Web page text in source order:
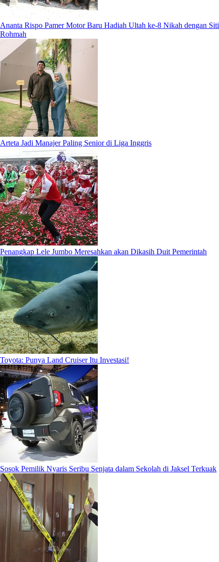
Ananta Rispo Pamer Motor Baru Hadiah Ultah ke-8 Nikah dengan Siti
Rohmah
Arteta Jadi Manajer Paling Senior di Liga Inggris
Penangkap Lele Jumbo Meresahkan akan Dikasih Duit Pemerintah
Toyota: Punya Land Cruiser Itu Investasi!
Sosok Pemilik Nyaris Seribu Senjata dalam Sekolah di Jaksel Terkuak